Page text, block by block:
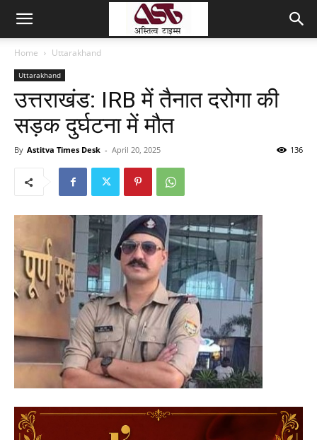
Home Uttarakhand
Uttarakhand
उत्तराखंड: IRB में तैनात दरोगा की
सड़क दुर्घटना में मौत
By Astitva Times Desk - April 20, 2025 136